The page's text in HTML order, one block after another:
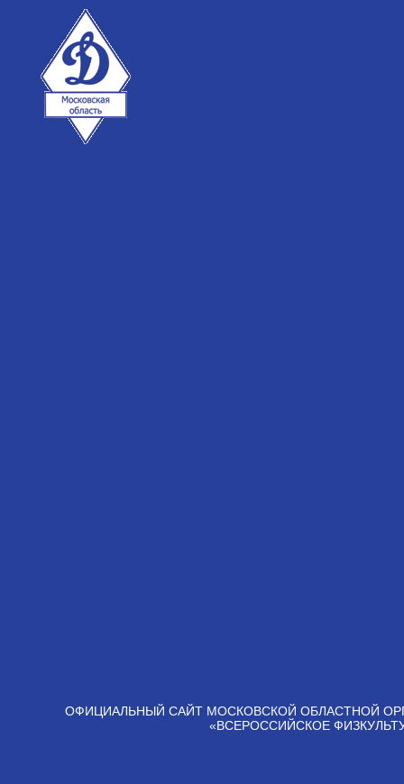
ОФИЦИАЛЬНЫЙ САЙТ МОСКОВСКОЙ ОБЛАСТНОЙ
«ВСЕРОССИЙСКОЕ